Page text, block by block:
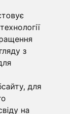
з
, для
на
XL
Classic